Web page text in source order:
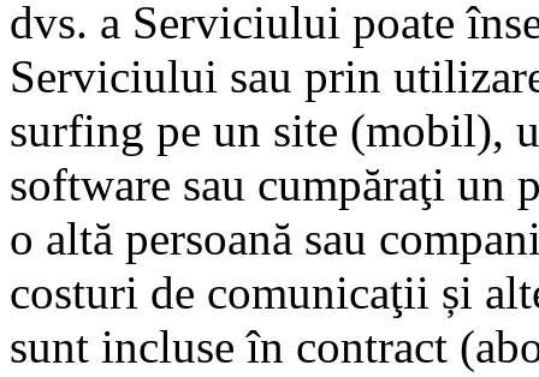
dvs. a Serviciului poate
Serviciului sau prin
surfing pe un site (mobil),
software sau cumpăraţi un
o altă persoană sau
costuri de comunicaţii și
sunt incluse în contract